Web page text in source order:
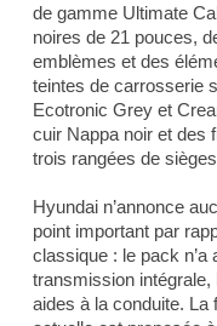
de gamme Ultimate
noires de 21 pouces,
emblèmes et des
teintes de carrosserie
Ecotronic Grey et
cuir Nappa noir et des
trois rangées de
Hyundai n’annonce
point important par
classique : le pack n’a
transmission
aides à la conduite. La